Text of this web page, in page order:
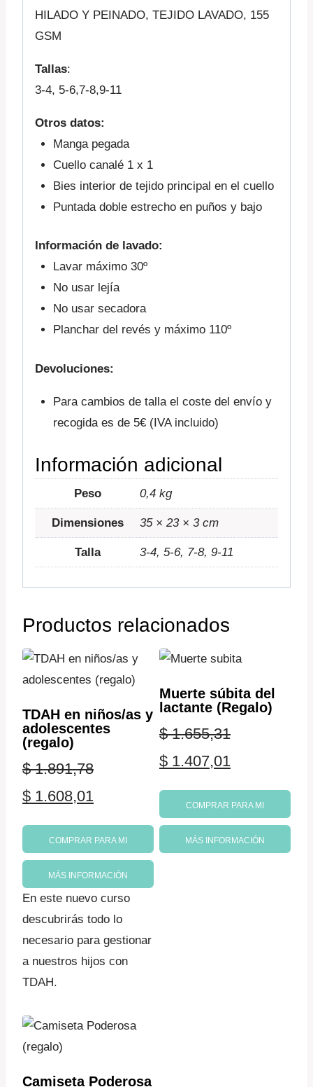
HILADO Y PEINADO, TEJIDO LAVADO, 155
GSM
Tallas:
3-4, 5-6,7-8,9-11
Otros datos:
Manga pegada
Cuello canalé 1 x 1
Bies interior de tejido principal en el cuello
Puntada doble estrecho en puños y bajo
Información de lavado:
Lavar máximo 30º
No usar lejía
No usar secadora
Planchar del revés y máximo 110º
Devoluciones:
Para cambios de talla el coste del envío y
recogida es de 5€ (IVA incluido)
Información adicional
Peso 0,4 kg
Dimensiones 35 × 23 × 3 cm
Talla 3-4, 5-6, 7-8, 9-11
Productos relacionados
TDAH en niños/as y
adolescentes
(regalo)
$1.891,78
El
precio
original
$ 1.891,78.
$ 1.608,01
precio
actual
es:
$ 1.608,01.
COMPRAR PARA MI
MÁS INFORMACIÓN
En este nuevo curso
descubrirás todo lo
necesario para gestionar
a nuestros hijos con
TDAH.
Muerte súbita del
lactante (Regalo)
$1.655,31
El
precio
original
$ 1.407,01
precio
actual
es:
COMPRAR PARA MI
MÁS INFORMACIÓN
Camiseta Poderosa